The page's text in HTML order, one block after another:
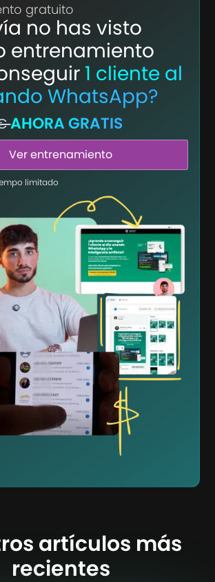
gratuito
no has visto
entrenamiento
1 cliente al
WhatsApp?
AHORA GRATIS
Ver entrenamiento
limitado
artículos más
recientes